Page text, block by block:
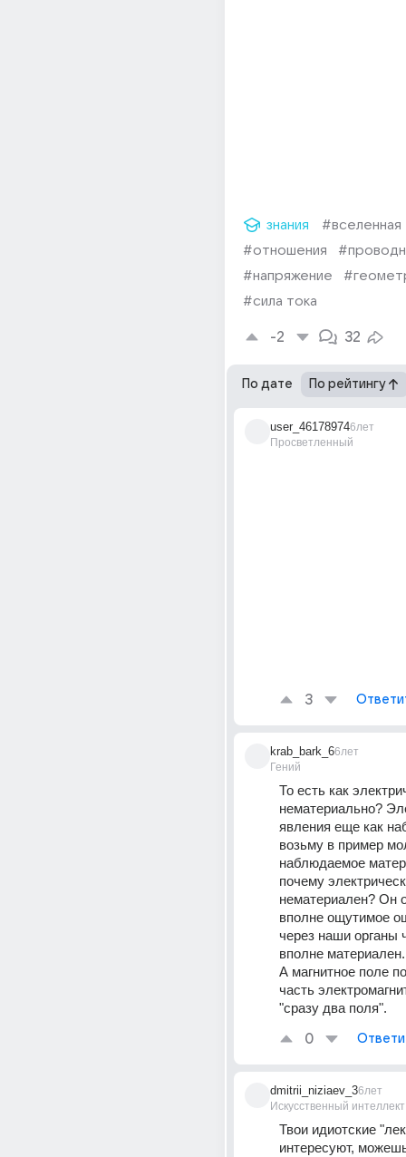
знания
#вселенная
#отношения
#напряжение
#сила тока
-2 32
По дате По рейтингу
user_46178974
Просветленный
6лет
3
krab_bark_6
Гений
6лет
То есть как
нематериально?
явления еще как
возьму в пример
наблюдаемое
почему
нематериален? Он
вполне ощутимое
через наши органы
вполне материален.
А магнитное поле
часть
"сразу два поля".
0
dmitrii_niziaev_3
Искусственный интеллект
6лет
Твои идиотские
интересуют,